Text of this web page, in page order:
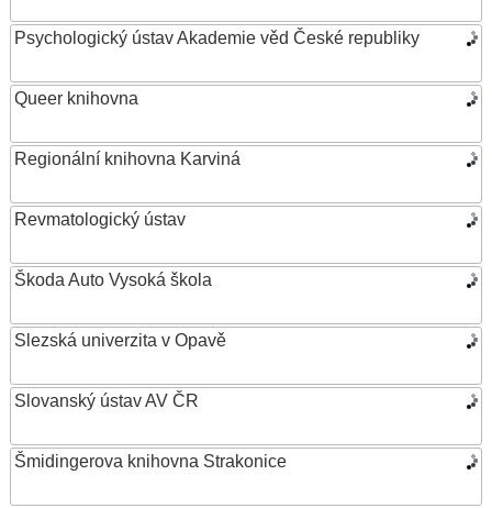
Psychologický ústav Akademie věd České republiky
Queer knihovna
Regionální knihovna Karviná
Revmatologický ústav
Škoda Auto Vysoká škola
Slezská univerzita v Opavě
Slovanský ústav AV ČR
Šmidingerova knihovna Strakonice